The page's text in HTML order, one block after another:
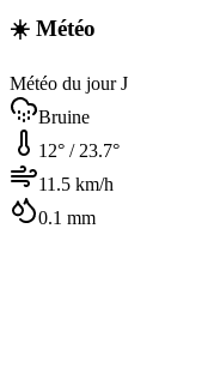
☀️ Météo
Météo du jour J
Bruine
12° / 23.7°
11.5 km/h
0.1 mm